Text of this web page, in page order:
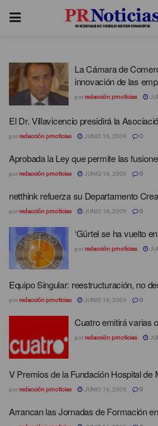
La Cámara de
innovación de las
porredacción prnoticias
El Dr. Villavicencio presidirá la
porredacción prnoticias JUNIO 16, 2009 0
Aprobada la Ley que permite las
porredacción prnoticias JUNIO 16, 2009 0
netthink refuerza su Departamento
porredacción prnoticias JUNIO 16, 2009 0
‘Gürtel se ha vuelto
porredacción prnoticias
Equipo Singular: reestructuración, no
porredacción prnoticias JUNIO 16, 2009 0
Cuatro emitirá varias
porredacción prnoticias
V Premios de la Fundación Hospital de
porredacción prnoticias JUNIO 16, 2009 0
Arrancan las Jornadas de Formación